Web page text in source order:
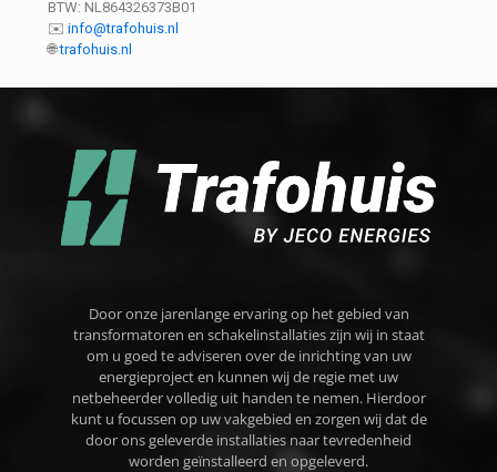
BTW: NL864326373B01
✉️ info@trafohuis.nl
🌐trafohuis.nl
Door onze jarenlange ervaring op het gebied van
transformatoren en schakelinstallaties zijn wij in staat
om u goed te adviseren over de inrichting van uw
energieproject en kunnen wij de regie met uw
netbeheerder volledig uit handen te nemen. Hierdoor
kunt u focussen op uw vakgebied en zorgen wij dat de
door ons geleverde installaties naar tevredenheid
worden geïnstalleerd en opgeleverd.